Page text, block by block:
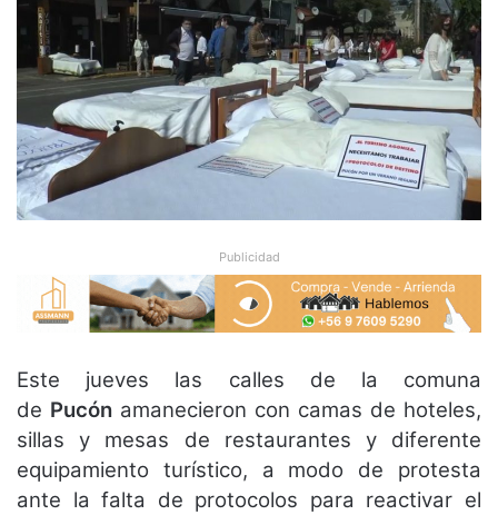
Publicidad
Este jueves las calles de la comuna
de Pucón amanecieron con camas de hoteles,
sillas y mesas de restaurantes y diferente
equipamiento turístico, a modo de protesta
ante la falta de protocolos para reactivar el